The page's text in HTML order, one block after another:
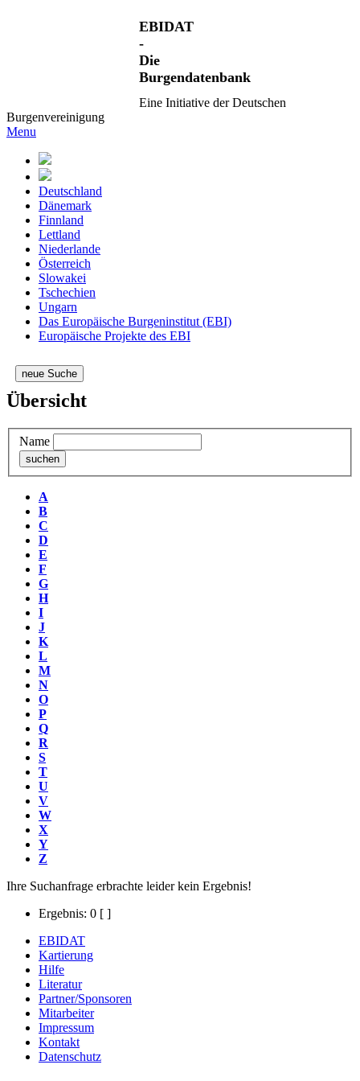
EBIDAT
-
Die
Burgendatenbank
Eine Initiative der Deutschen
Burgenvereinigung
Menu
Deutschland
Dänemark
Finnland
Lettland
Niederlande
Österreich
Slowakei
Tschechien
Ungarn
Das Europäische Burgeninstitut (EBI)
Europäische Projekte des EBI
neue Suche
Übersicht
Name
A
B
C
D
E
F
G
H
I
J
K
L
M
N
O
P
Q
R
S
T
U
V
W
X
Y
Z
Ihre Suchanfrage erbrachte leider kein Ergebnis!
Ergebnis: 0 [ ]
EBIDAT
Kartierung
Hilfe
Literatur
Partner/Sponsoren
Mitarbeiter
Impressum
Kontakt
Datenschutz